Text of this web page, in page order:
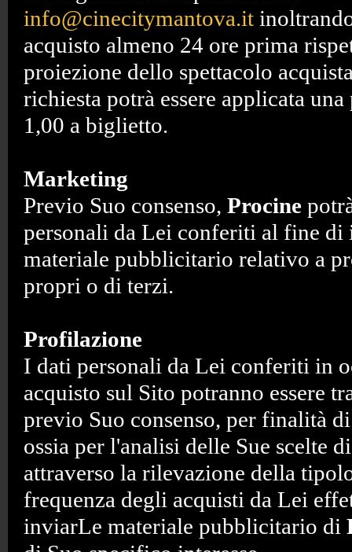
info@cinecitymantova.it
acquisto almeno 24 ore prima
proiezione dello spettacolo
richiesta potrà essere applicata
1,00 a biglietto.
Marketing
Previo Suo consenso, Procine
personali da Lei conferiti al fine di
materiale pubblicitario relativo a
propri o di terzi.
Profilazione
I dati personali da Lei conferiti in
acquisto sul Sito potranno essere
previo Suo consenso, per finalità
ossia per l'analisi delle Sue scelte
attraverso la rilevazione della
frequenza degli acquisti da Lei
inviarLe materiale pubblicitario di